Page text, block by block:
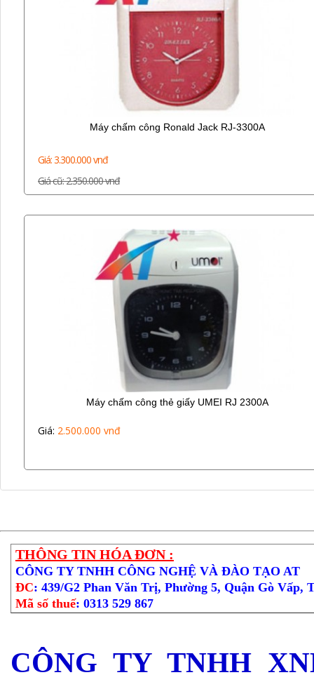
Máy chấm công Ronald Jack RJ-3300A
Giá: 3.300.000 vnđ
Giá cũ: 2.350.000 vnđ
Máy chấm công thẻ giấy UMEI RJ 2300A
Giá: 2.500.000 vnđ
THÔNG TIN HÓA ĐƠN :
CÔNG TY TNHH CÔNG NGHỆ VÀ ĐÀO TẠO AT
ĐC: 439/G2 Phan Văn Trị, Phường 5, Quận Gò Vấp,
Mã số thuế: 0313 529 867
CÔNG TY TNHH